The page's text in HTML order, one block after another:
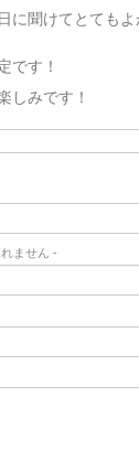
に聞けてとてもよ
です！
しみです！
ません -